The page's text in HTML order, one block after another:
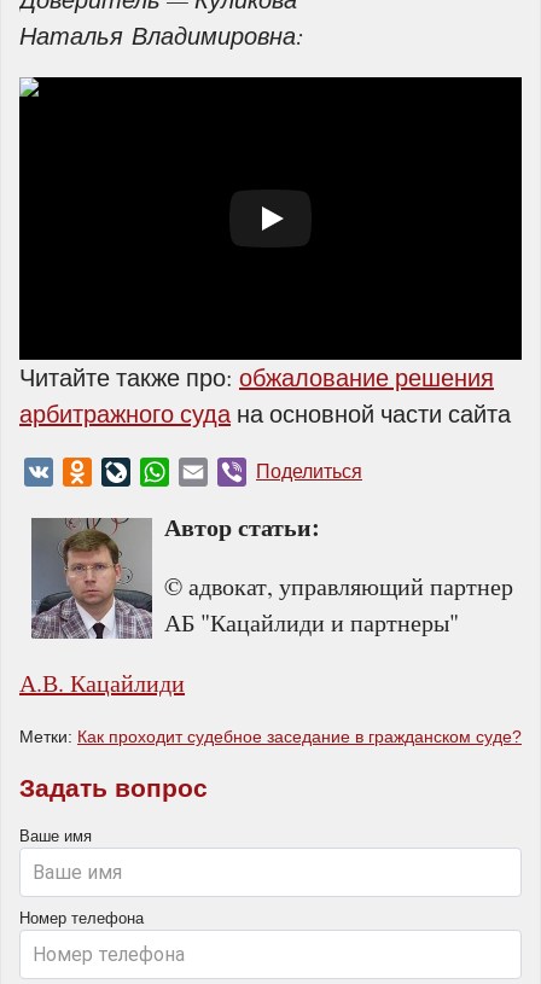
Наталья Владимировна:
Читайте также про: обжалование решения
арбитражного судана основной части сайта
VK Odnoklassniki
LiveJournal
WhatsApp
Email Viber
Поделиться
Автор статьи:
© адвокат, управляющий партнер
АБ "Кацайлиди и партнеры"
А.В. Кацайлиди
Метки: Как проходит судебное заседание в гражданском суде?
Задать вопрос
Ваше имя
Номер телефона